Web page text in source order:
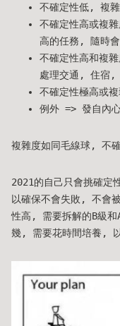
不確定性低, 複
不確定性高或複
高的任務, 隨時會
不確定性高和複
處理交通, 住宿,
不確定性極高或
例外 => 發自內
複雜度如同毛線球, 不
2021的自己只會挑確定
以確保不會失敗, 不會
性高, 需要拆解的B級
幾, 需要花時間培養,